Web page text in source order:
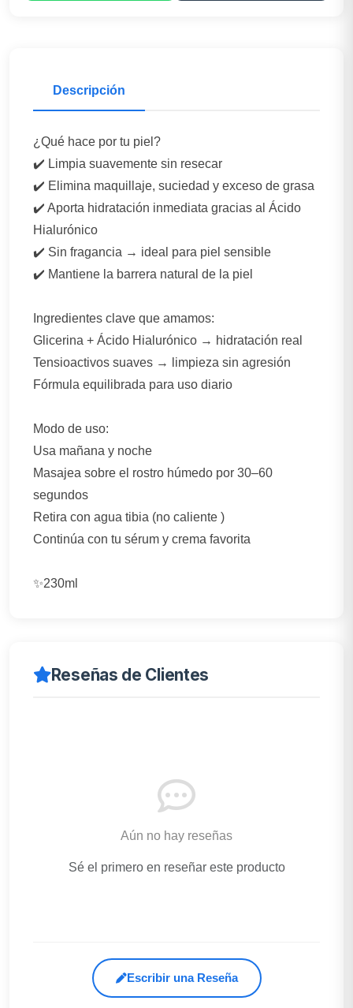
Descripción
¿Qué hace por tu piel?
✔️ Limpia suavemente sin resecar
✔️ Elimina maquillaje, suciedad y exceso de grasa
✔️ Aporta hidratación inmediata gracias al Ácido
Hialurónico
✔️ Sin fragancia → ideal para piel sensible
✔️ Mantiene la barrera natural de la piel
Ingredientes clave que amamos:
Glicerina + Ácido Hialurónico → hidratación real
Tensioactivos suaves → limpieza sin agresión
Fórmula equilibrada para uso diario
Modo de uso:
Usa mañana y noche
Masajea sobre el rostro húmedo por 30–60
segundos
Retira con agua tibia (no caliente )
Continúa con tu sérum y crema favorita
✨️230ml
Reseñas de Clientes
Aún no hay reseñas
Sé el primero en reseñar este producto
Escribir una Reseña